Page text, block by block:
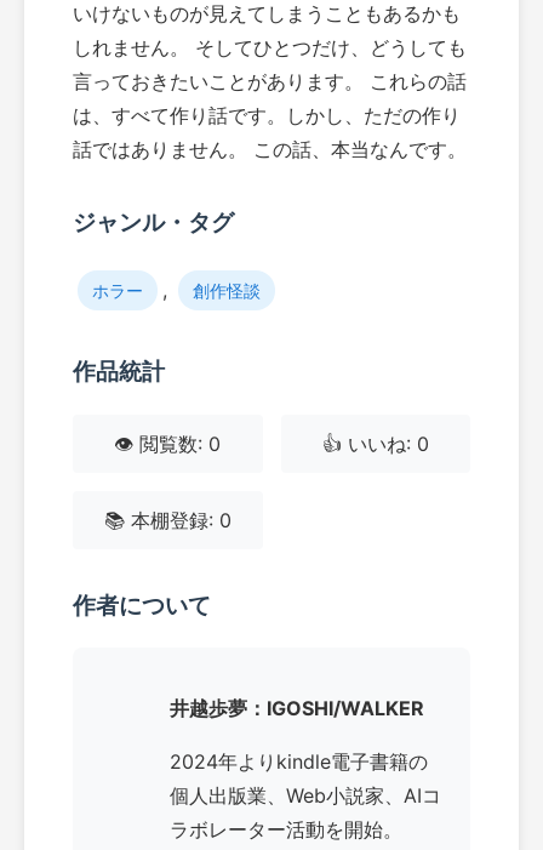
いけないものが見えてしまうこともあるかも
しれません。 そしてひとつだけ、どうしても
言っておきたいことがあります。 これらの話
は、すべて作り話です。しかし、ただの作り
話ではありません。 この話、本当なんです。
ジャンル・タグ
ホラー , 創作怪談
作品統計
👁️ 閲覧数: 0 👍 いいね: 0
📚 本棚登録: 0
作者について
井越歩夢：IGOSHI/WALKER
2024年よりkindle電子書籍の
個人出版業、Web小説家、AIコ
ラボレーター活動を開始。